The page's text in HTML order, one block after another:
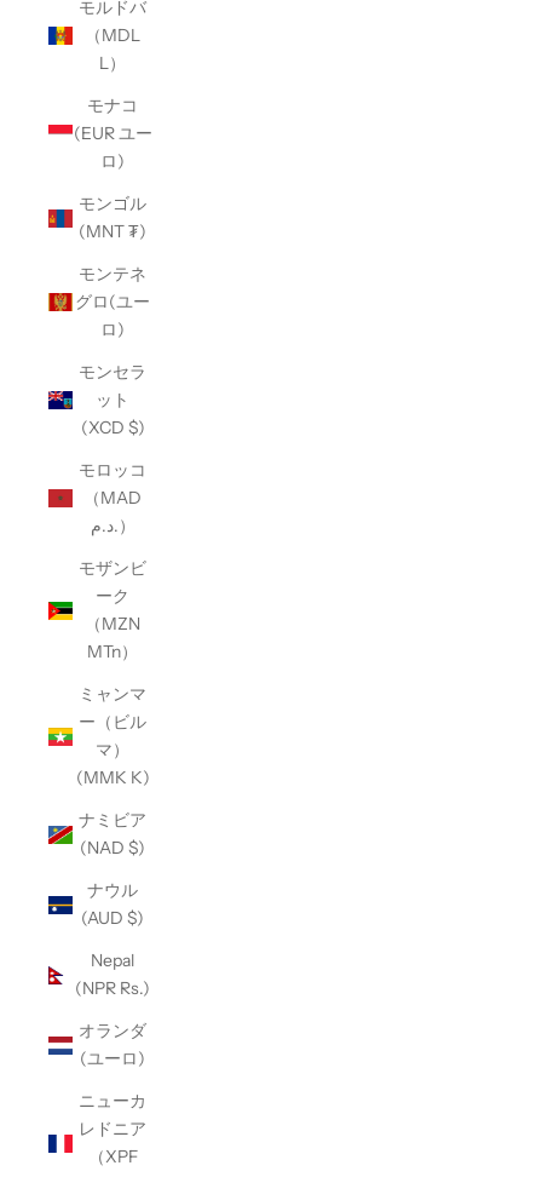
モルドバ
（MDL
L）
モナコ
(EUR ユー
ロ)
モンゴル
(MNT ₮)
モンテネ
グロ(ユー
ロ)
モンセラ
ット
(XCD $)
モロッコ
（MAD
د.م.）
モザンビ
ーク
（MZN
MTn）
ミャンマ
ー（ビル
マ）
(MMK K)
ナミビア
(NAD $)
ナウル
(AUD $)
Nepal
(NPR Rs.)
オランダ
(ユーロ)
ニューカ
レドニア
（XPF